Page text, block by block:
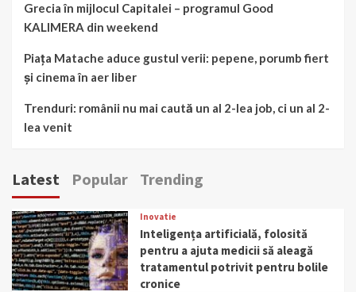
Grecia în mijlocul Capitalei – programul Good
KALIMERA din weekend
Piața Matache aduce gustul verii: pepene, porumb fiert
și cinema în aer liber
Trenduri: românii nu mai caută un al 2-lea job, ci un al 2-
lea venit
Latest Popular Trending
Inovatie
Inteligența artificială, folosită
pentru a ajuta medicii să aleagă
tratamentul potrivit pentru bolile
cronice